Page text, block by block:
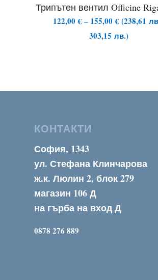
Трипътен вентил Officine
122,00€– 155,00€Price
range:
122,00 €
(238,61
303,15лв.)
КОНТАКТИ
София, 1343
ул. Стефана Клинчарова
ж.к. Люлин 2, блок 279
магазин 106 Д
на гърба на вход Д
0878 276 889